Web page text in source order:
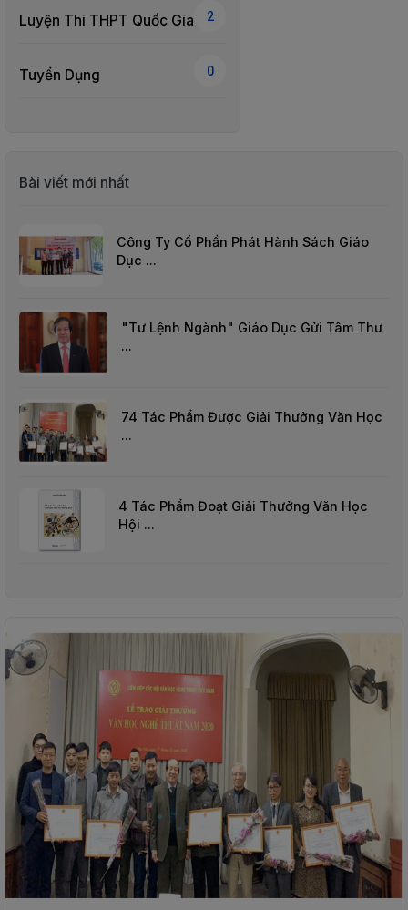
THIẾU
SÁCH
NGỮ
DÙNG
QUÀ
TẶNG
CHƠI
THIẾT
BỊ
Luyện Thi THPT Quốc Gia 2
Tuyển Dụng 0
Bài viết mới nhất
Công Ty Cổ Phần Phát Hành Sách Giáo
Dục ...
"Tư Lệnh Ngành" Giáo Dục Gửi Tâm Thư
...
74 Tác Phẩm Được Giải Thưởng Văn Học
...
4 Tác Phẩm Đoạt Giải Thưởng Văn Học
Hội ...